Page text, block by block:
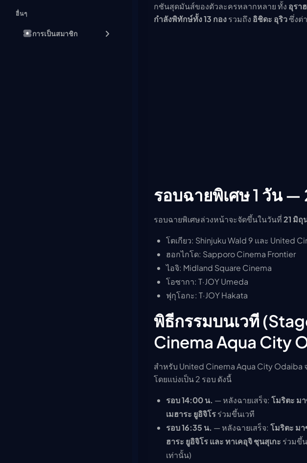
อื่นๆ
การเป็นสมาชิก
กชันสุดมันส์ของตัวละครหลากหลาย ทั้ง อุรา
กำลังพิทักษ์ทั้ง 13 กองรวมถึง อิชิดะ อุริวซึ่งต่
รอบฉายพิเศษ 1 วัน —
รอบฉายพิเศษล่วงหน้าจะจัดขึ้นในวันที่21 มิถุ
โตเกียว: Shinjuku Wald 9 และ United
ฮอกไกโด: Sapporo Cinema Frontier
ไอจิ: Midland Square Cinema
โอซากา: T·JOY Umeda
ฟุกุโอกะ: T·JOY Hakata
พิธีกรรมบนเวที
Cinema Aqua City
สำหรับ United Cinema Aqua City Odaiba
โดยแบ่งเป็น 2 รอบ ดังนี้
รอบ 14:00 น. — หลังฉายเสร็จ: โมริตะ ม
เมฮาระ ยูอิจิโรร่วมขึ้นเวที
รอบ 16:35 น. — หลังฉายเสร็จ: โมริตะ ม
ฮาระ ยูอิจิโร และ ทาเคอุจิ ชุนสุเกะ ร่วมขึ้
เท่านั้น)